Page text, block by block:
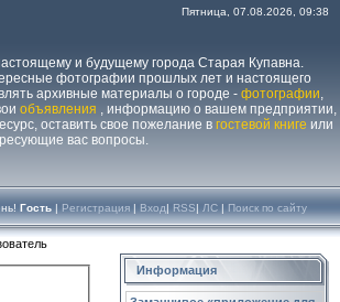
и будущему города Старая Купавна.
фотографии прошлых лет и настоящего
архивные материалы о городе - фотографии,
объявления , информацию о вашем предприятии,
оставить свое пожелание в гостевой книге или
вас вопросы.
Пятница, 07.08.2026, 09:38
Гость | Регистрация | Вход| RSS| ЛС | Поиск по сайту
Информация